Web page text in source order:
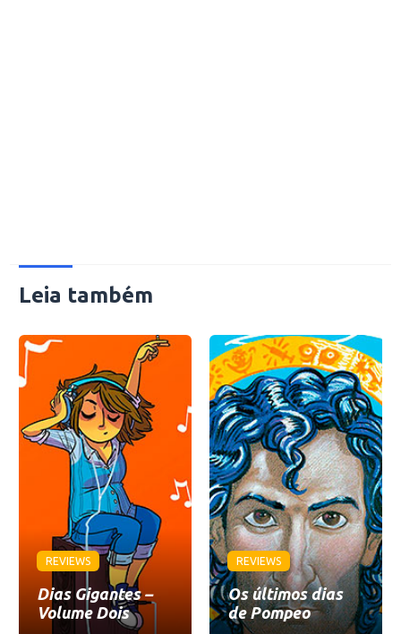
Leia também
REVIEWS
Dias Gigantes –
Volume Dois
REVIEWS
Os últimos dias
de Pompeo